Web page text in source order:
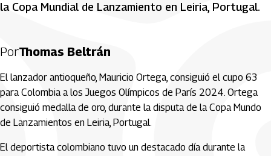
la Copa Mundial de Lanzamiento en Leiria, Portugal.
PorThomas Beltrán
El lanzador antioqueño, Mauricio Ortega, consiguió el cupo 63
para Colombia a los Juegos Olímpicos de París 2024. Ortega
consiguió medalla de oro, durante la disputa de la Copa Mundo
de Lanzamientos en Leiria, Portugal.
El deportista colombiano tuvo un destacado día durante la